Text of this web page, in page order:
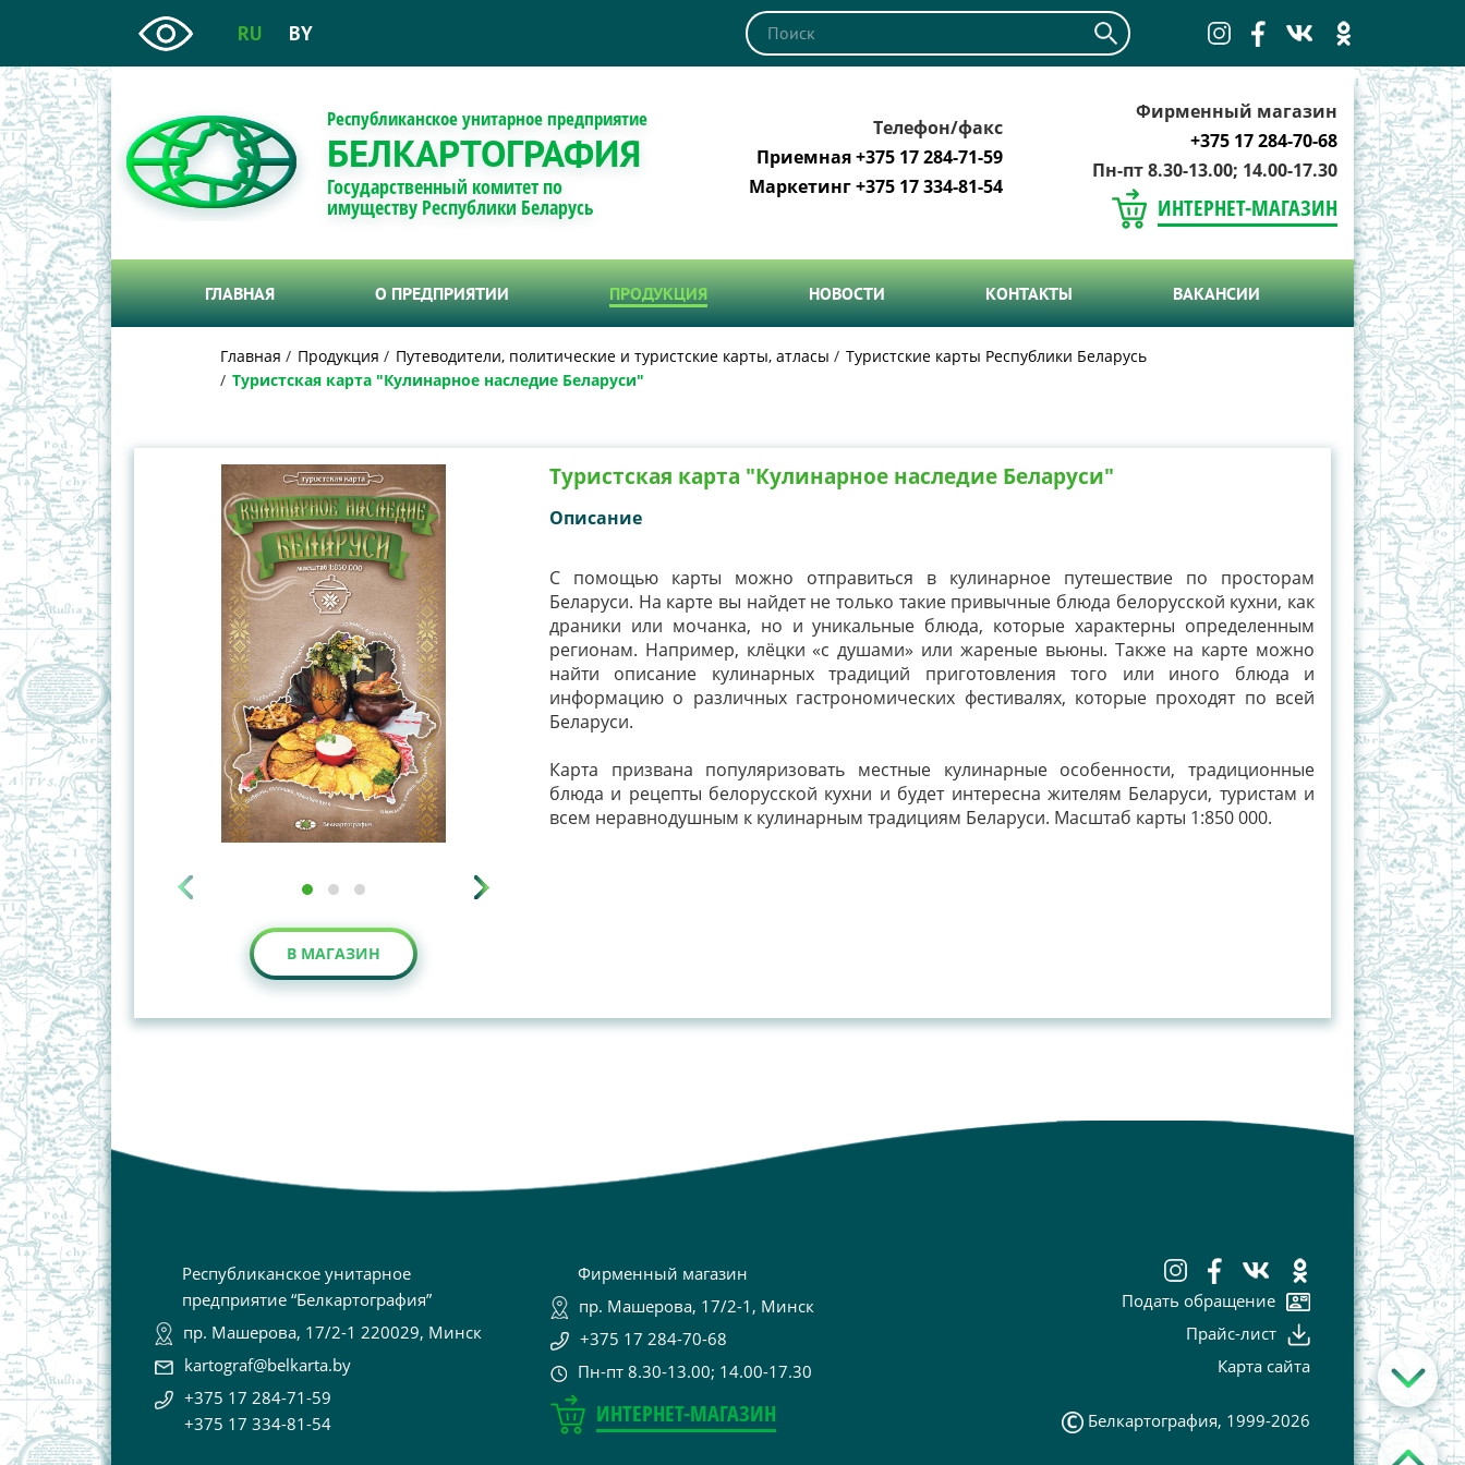
RU BY
Республиканское унитарное предприятие
БЕЛКАРТОГРАФИЯ
Государственный комитет по
имуществу Республики Беларусь
Телефон/факс
Приемная +375 17 284-71-59
Маркетинг +375 17 334-81-54
Фирменный магазин
+375 17 284-70-68
Пн-пт 8.30-13.00; 14.00-17.30
ИНТЕРНЕТ-МАГАЗИН
ГЛАВНАЯ О ПРЕДПРИЯТИИ ПРОДУКЦИЯ НОВОСТИ КОНТАКТЫ ВАКАНСИИ
Главная Продукция Путеводители, политические и туристские карты, атласы
Туристские карты Республики Беларусь
Туристская карта "Кулинарное наследие Беларуси"
В МАГАЗИН
Туристская карта "Кулинарное наследие Беларуси"
Описание
С помощью карты можно отправиться в кулинарное путешествие по просторам
Беларуси. На карте вы найдет не только такие привычные блюда белорусской кухни, как
драники или мочанка, но и уникальные блюда, которые характерны определенным
регионам. Например, клёцки «с душами» или жареные вьюны. Также на карте можно
найти описание кулинарных традиций приготовления того или иного блюда и
информацию о различных гастрономических фестивалях, которые проходят по всей
Беларуси.
Карта призвана популяризовать местные кулинарные особенности, традиционные
блюда и рецепты белорусской кухни и будет интересна жителям Беларуси, туристам и
всем неравнодушным к кулинарным традициям Беларуси. Масштаб карты 1:850 000.
Республиканское унитарное
предприятие “Белкартография”
пр. Машерова, 17/2-1 220029, Минск
kartograf@belkarta.by
+375 17 284-71-59
+375 17 334-81-54
Фирменный магазин
пр. Машерова, 17/2-1, Минск
+375 17 284-70-68
Пн-пт 8.30-13.00; 14.00-17.30
ИНТЕРНЕТ-МАГАЗИН
Подать обращение
Прайс-лист
Карта сайта
Белкартография, 1999-2026